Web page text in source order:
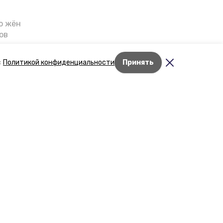
Политикой конфиденциальности Принять
жён